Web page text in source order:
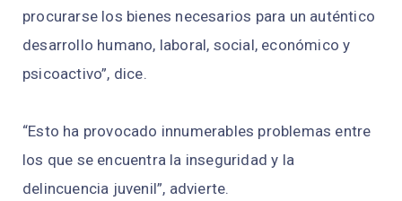
procurarse los bienes necesarios para un auténtico
desarrollo humano, laboral, social, económico y
psicoactivo”, dice.
“Esto ha provocado innumerables problemas entre
los que se encuentra la inseguridad y la
delincuencia juvenil”, advierte.